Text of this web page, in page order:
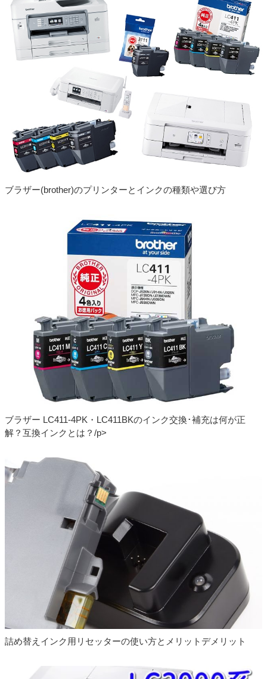
2020.03.18
ブラザー LC3111 詰め替えインク 発売開始しま
した
2019.12.25 エプソン MUG（マグカップ）互換インク 発売
開始しました
2019.09.20 キャノン BC-360 BC-361 詰め替えインク 発売
開始しました
2019.08.16 エプソン SAT（サツマイモ）詰め替えインク 発
売開始しました
ブラザー(brother)のプリンターとインクの種類や選び方
ブラザー LC411-4PK・LC411BKのインク交換･補充は何が正
解？互換インクとは？/p>
詰め替えインク用リセッターの使い方とメリットデメリット